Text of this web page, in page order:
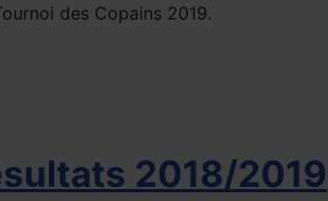
des Copains 2019.
2018/2019